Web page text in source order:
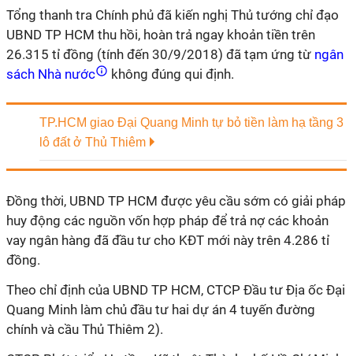
Tổng thanh tra Chính phủ đã kiến nghị Thủ tướng chỉ đạo
UBND TP HCM thu hồi, hoàn trả ngay khoản tiền trên
26.315 tỉ đồng (tính đến 30/9/2018) đã tạm ứng từ ngân
sách Nhà nước
không đúng qui định.
TP.HCM giao Đại Quang Minh tự bỏ tiền làm hạ tầng 3
lô đất ở Thủ Thiêm
Đồng thời, UBND TP HCM được yêu cầu sớm có giải pháp
huy động các nguồn vốn hợp pháp để trả nợ các khoản
vay ngân hàng đã đầu tư cho KĐT mới này trên 4.286 tỉ
đồng.
Theo chỉ định của UBND TP HCM, CTCP Đầu tư Địa ốc Đại
Quang Minh làm chủ đầu tư hai dự án 4 tuyến đường
chính và cầu Thủ Thiêm 2).